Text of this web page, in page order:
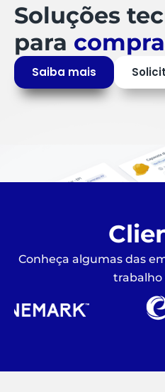
Soluções
para
Saiba mais
Conheça algumas das
trabalho